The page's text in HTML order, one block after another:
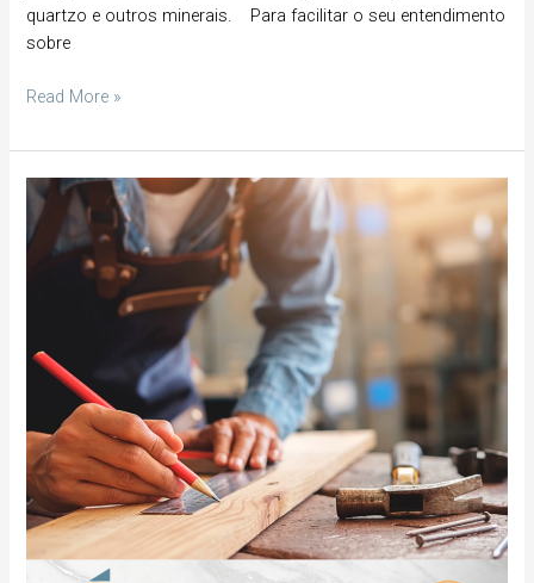
quartzo e outros minerais. Para facilitar o seu entendimento
sobre
Read More »
barato
pode
melhores
materiais
geram
os
melhores
resultados